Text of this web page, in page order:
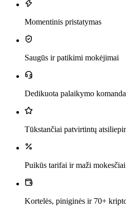
Momentinis pristatymas
Saugūs ir patikimi mokėjimai
Dedikuota palaikymo komanda
Tūkstančiai patvirtintų
Puikūs tarifai ir maži mokesčiai
Kortelės, piniginės ir 70+